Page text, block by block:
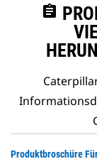
assignment
Produktbroschüre